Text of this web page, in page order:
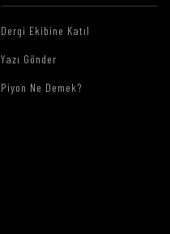
Dergi Ekibine Katıl
Yazı Gönder
Piyon Ne Demek?